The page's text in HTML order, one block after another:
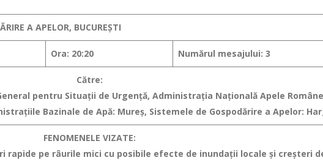
A APELOR, BUCUREȘTI
Ora: 20:20 Numărul mesajului: 3
Către:
pentru Situaţii de Urgenţă, Administraţia Naţională Apele
Bazinale de Apă: Mureș, Sistemele de Gospodărire a Apelor:
FENOMENELE VIZATE:
rapide pe râurile mici cu posibile efecte de inundaţii locale şi creşteri